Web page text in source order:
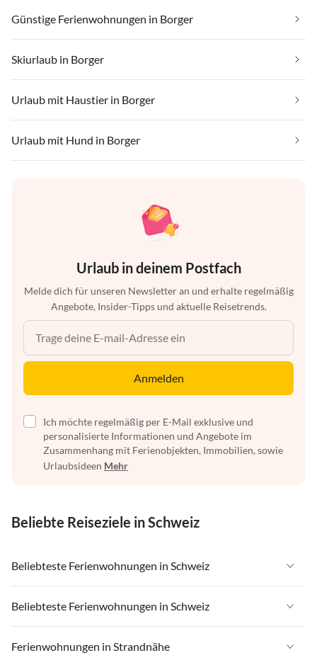
Günstige Ferienwohnungen in Borger
Skiurlaub in Borger
Urlaub mit Haustier in Borger
Urlaub mit Hund in Borger
Urlaub in deinem Postfach
Melde dich für unseren Newsletter an und erhalte regelmäßig
Angebote, Insider-Tipps und aktuelle Reisetrends.
Anmelden
Ich möchte regelmäßig per E-Mail exklusive und
personalisierte Informationen und Angebote im
Zusammenhang mit Ferienobjekten, Immobilien, sowie
Urlaubsideen Mehr
Beliebte Reiseziele in Schweiz
Beliebteste Ferienwohnungen in Schweiz
Ferienwohnungen in Schweiz
Ferienwohnungen in Wallis
Ferienwohnungen in Saas-Fee / Saastal
Beliebteste Ferienwohnungen in Schweiz
Ferienwohnungen in Schweiz
Ferienwohnungen in Strandnähe